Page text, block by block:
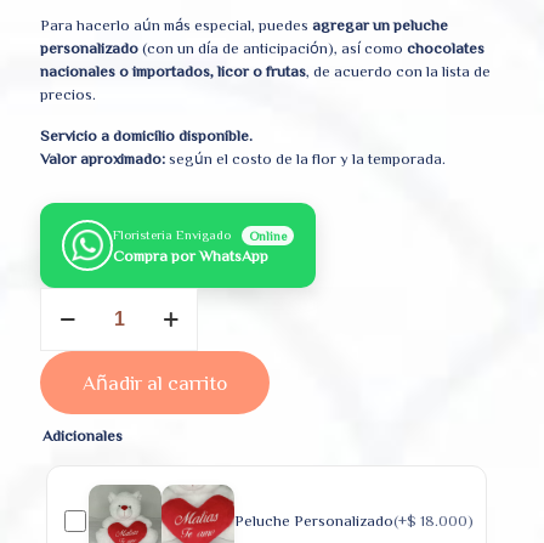
Para hacerlo aún más especial, puedes agregar un peluche
personalizado (con un día de anticipación), así como chocolates
nacionales o importados, licor o frutas, de acuerdo con la lista de
precios.
Servicio a domicilio disponible.
Valor aproximado: según el costo de la flor y la temporada.
Adicionales
Peluche Personalizado(+$ 18.000)
cantidad
Añadir al carrito
Floristeria Envigado Online
Compra por WhatsApp